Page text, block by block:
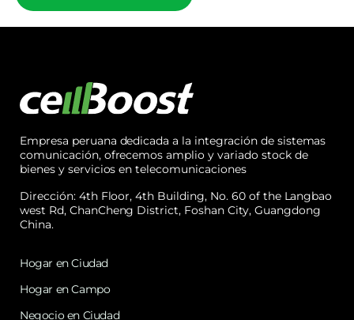
Empresa peruana dedicada a la integración de sistemas
comunicación, ofrecemos amplio y variado stock de
bienes y servicios en telecomunicaciones
Dirección: 4th Floor, 4th Building, No. 60 of the Langbao
west Rd, ChanCheng District, Foshan City, Guangdong
China.
Hogar en Ciudad
Hogar en Campo
Negocio en Ciudad